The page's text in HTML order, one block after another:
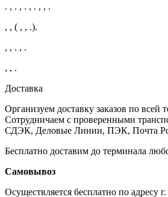
. , . , . , . , , .
, , ( , , .).
, , . , .
, , .
Доставка
Организуем доставку заказов по всей
Сотрудничаем с проверенными
СДЭК, Деловые Линии, ПЭК, Почта
Бесплатно доставим до терминала
Самовывоз
Осуществляется бесплатно по адресу